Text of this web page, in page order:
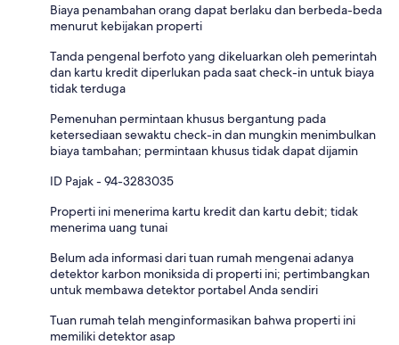
Biaya penambahan orang dapat berlaku dan berbeda-beda
menurut kebijakan properti
Tanda pengenal berfoto yang dikeluarkan oleh pemerintah
dan kartu kredit diperlukan pada saat check-in untuk biaya
tidak terduga
Pemenuhan permintaan khusus bergantung pada
ketersediaan sewaktu check-in dan mungkin menimbulkan
biaya tambahan; permintaan khusus tidak dapat dijamin
ID Pajak - 94-3283035
Properti ini menerima kartu kredit dan kartu debit; tidak
menerima uang tunai
Belum ada informasi dari tuan rumah mengenai adanya
detektor karbon moniksida di properti ini; pertimbangkan
untuk membawa detektor portabel Anda sendiri
Tuan rumah telah menginformasikan bahwa properti ini
memiliki detektor asap